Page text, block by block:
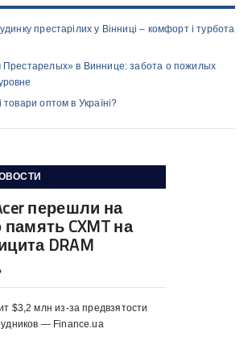
престарілих у Вінниці – комфорт і турбота
Престарелых» в Виннице: забота о пожилых
оптом в Україні?
перешли на
CXMT на
DRAM
$3,2 млн из-за предвзятости
— Finance.ua